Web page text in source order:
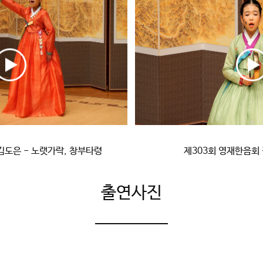
도은 - 노랫가락, 창부타령 제303회 영재한음
출연사진